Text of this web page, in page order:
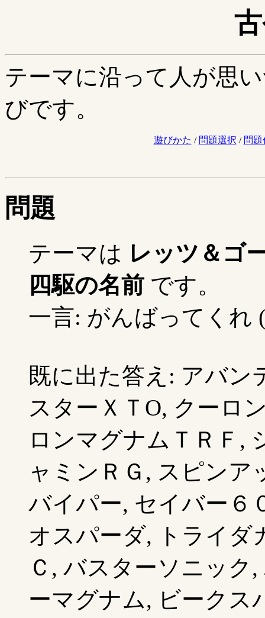
テーマに沿って人が思
びです。
遊びかた / 問題選択 / 問題
問題
テーマは レッツ＆ゴ
四駆の名前 です。
一言: がんばってくれ
既に出た答え: アバン
スターＸＴO, クーロ
ロンマグナムＴＲＦ,
ャミンＲＧ, スピンア
バイパー, セイバー６
オスパーダ, トライダ
Ｃ, バスターソニック
ーマグナム, ビークス